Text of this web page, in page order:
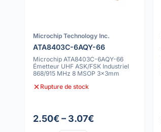
Microchip Technology Inc.
ATA8403C-6AQY-66
Microchip ATA8403C-6AQY-66
Émetteur UHF ASK/FSK Industriel
868/915 MHz 8 MSOP 3x3mm
Rupture de stock
2.50€ – 3.07€